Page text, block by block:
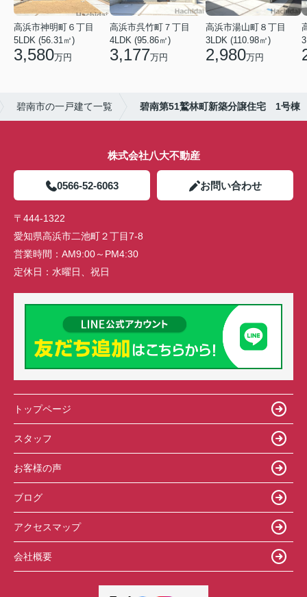
高浜市神明町６丁目
5LDK (56.31㎡)
3,580万円
高浜市呉竹町７丁目
4LDK (95.86㎡)
3,177万円
高浜市湯山町８丁目
3LDK (110.98㎡)
2,980万円
碧南市の一戸建て一覧 碧南第51鷲林町新築分譲住宅 1号棟
株式会社八大不動産
0566-52-6063 お問い合わせ
〒444-1322
愛知県高浜市二池町２丁目7-8
営業時間： AM9:00～PM4:30
定休日： 水曜日、祝日
トップページ
スタッフ
お客様の声
ブログ
アクセスマップ
会社概要